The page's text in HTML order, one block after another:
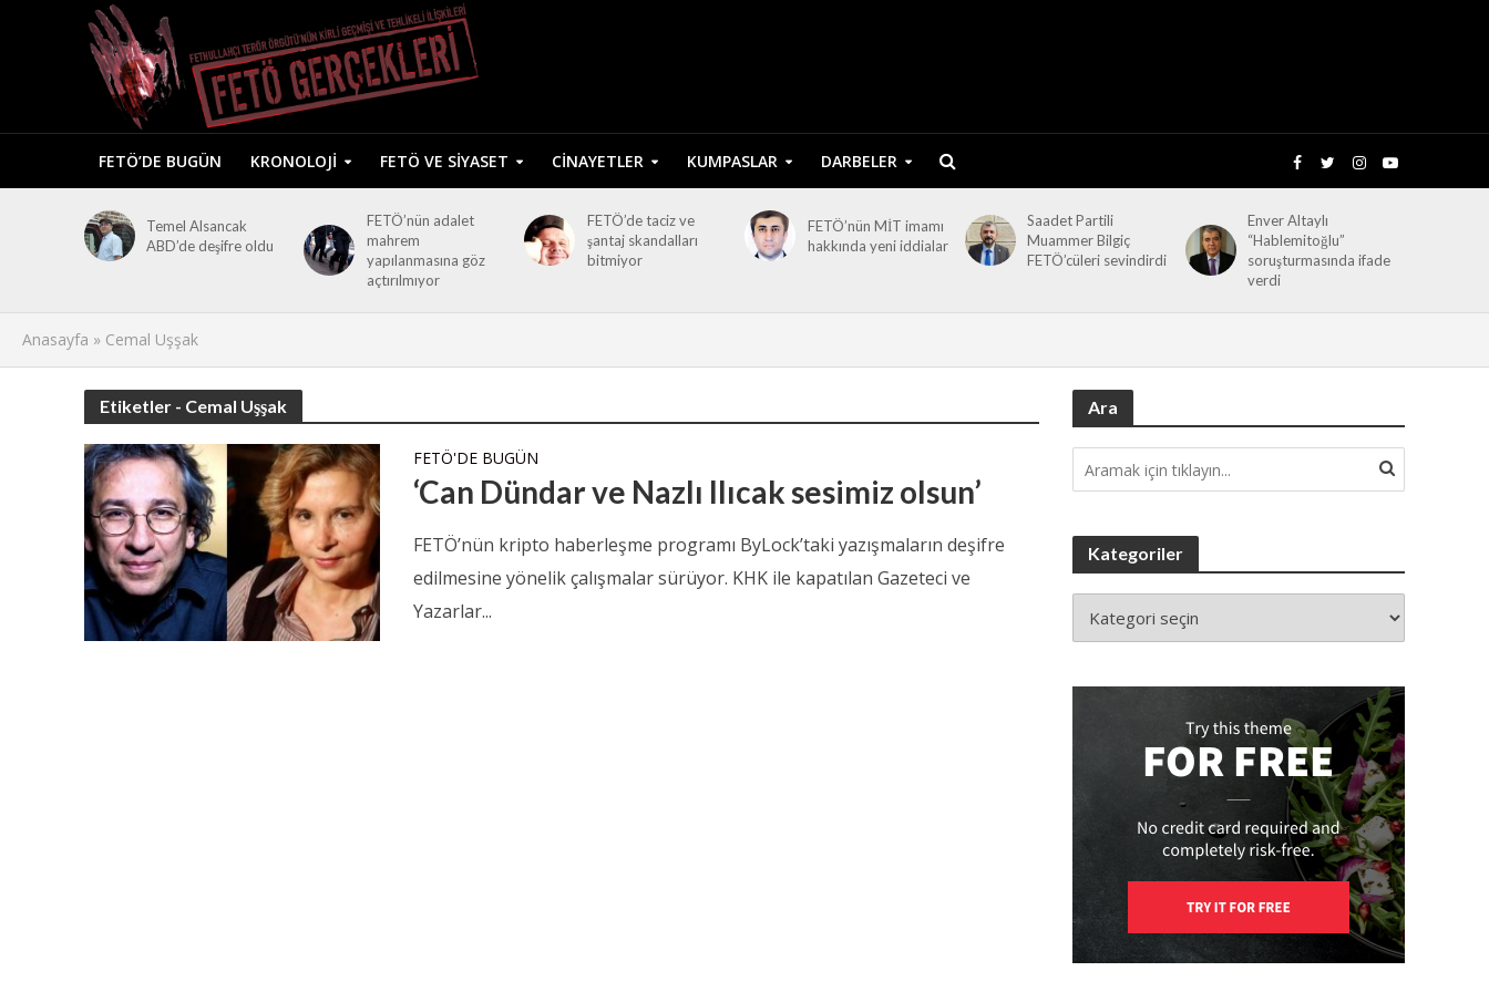
FETÖ’DE BUGÜN KRONOLOJI FETÖ VE SIYASET CINAYETLER KUMPASLAR DARBELER
Temel Alsancak
ABD’de deşifre oldu
FETÖ’nün adalet
mahrem
yapılanmasına göz
açtırılmıyor
FETÖ’de taciz ve
şantaj skandalları
bitmiyor
FETÖ’nün MİT imamı
hakkında yeni iddialar
Saadet Partili
Muammer Bilgiç
FETÖ’cüleri sevindirdi
Enver Altaylı
“Hablemitoğlu”
soruşturmasında ifade
verdi
Anasayfa » Cemal Uşşak
Etiketler - Cemal Uşşak
FETÖ'DE BUGÜN
‘Can Dündar ve Nazlı Ilıcak sesimiz olsun’
FETÖ’nün kripto haberleşme programı ByLock’taki yazışmaların deşifre
edilmesine yönelik çalışmalar sürüyor. KHK ile kapatılan Gazeteci ve
Yazarlar...
Ara
Kategoriler